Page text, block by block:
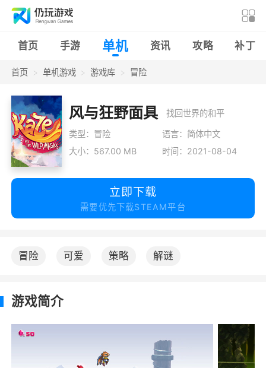
首页 手游 单机 资讯 攻略 补丁
首页 单机游戏 游戏库 冒险
风与狂野面具 找回世界的和平
类型：冒险
语言：简体中文
大小：567.00 MB
时间：2021-08-04
立即下载
需要优先下载STEAM平台
冒险 可爱 策略 解谜
游戏简介